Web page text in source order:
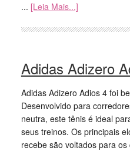
... [Leia Mais...]
Adidas Adizero
Adidas Adizero Adios 4 foi
Desenvolvido para
neutra, este tênis é ideal
seus treinos. Os principais
recebe são voltados para